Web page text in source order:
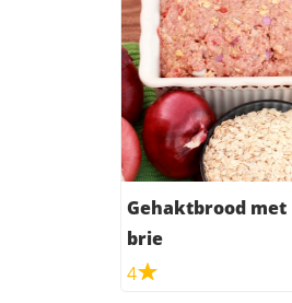
Gehaktbrood met
brie
4